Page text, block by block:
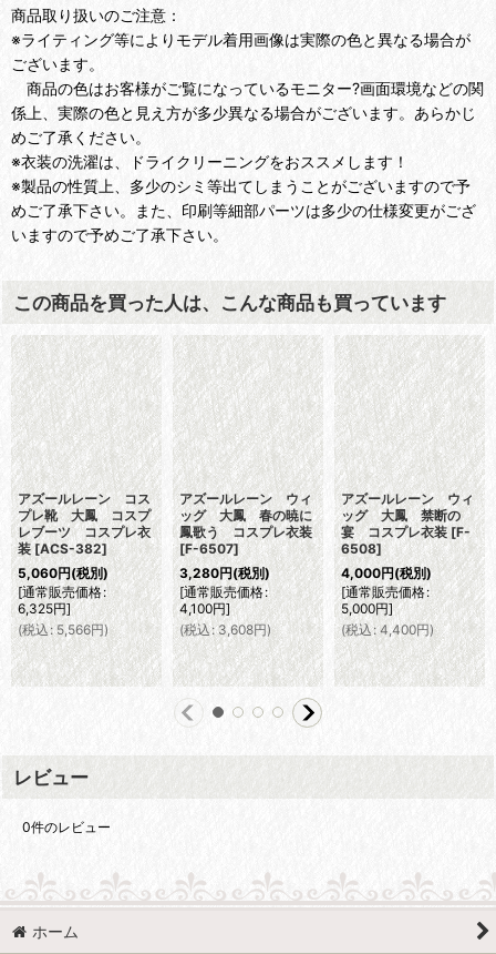
商品取り扱いのご注意：
※ライティング等によりモデル着用画像は実際の色と異なる場合が
ございます。
商品の色はお客様がご覧になっているモニター?画面環境などの関
係上、実際の色と見え方が多少異なる場合がございます。あらかじ
めご了承ください。
※衣装の洗濯は、ドライクリーニングをおススメします！
※製品の性質上、多少のシミ等出てしまうことがございますので予
めご了承下さい。また、印刷等細部パーツは多少の仕様変更がござ
いますので予めご了承下さい。
この商品を買った人は、こんな商品も買っています
アズールレーン コス
プレ靴 大鳳 コスプ
レブーツ コスプレ衣
装 [ACS-382]
5,060円(税別)
[通常販売価格:
6,325円]
(税込: 5,566円)
アズールレーン ウィ
ッグ 大鳳 春の暁に
鳳歌う コスプレ衣装
[F-6507]
3,280円(税別)
[通常販売価格:
4,100円]
(税込: 3,608円)
アズールレーン ウィ
ッグ 大鳳 禁断の
宴 コスプレ衣装 [F-
6508]
4,000円(税別)
[通常販売価格:
5,000円]
(税込: 4,400円)
レビュー
0件のレビュー
ホーム